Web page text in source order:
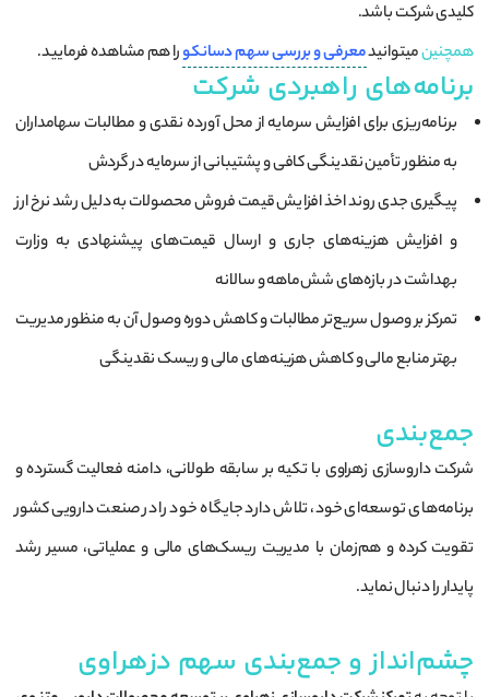
کلیدی شرکت باشد.
همچنینمیتوانیدمعرفی و بررسی سهم دسانکورا هم مشاهده فرمایید.
برنامه‌های راهبردی شرکت
برنامه‌ریزی برای افزایش سرمایه از محل آورده نقدی و مطالبات سهامداران
به منظور تأمین نقدینگی کافی و پشتیبانی از سرمایه در گردش
پیگیری جدی روند اخذ افزایش قیمت فروش محصولات به دلیل رشد نرخ ارز
و افزایش هزینه‌های جاری و ارسال قیمت‌های پیشنهادی به وزارت
بهداشت در بازه‌های شش‌ماهه و سالانه
تمرکز بر وصول سریع‌تر مطالبات و کاهش دوره وصول آن به منظور مدیریت
بهتر منابع مالی و کاهش هزینه‌های مالی و ریسک نقدینگی
جمع‌بندی
شرکت داروسازی زهراوی با تکیه بر سابقه طولانی، دامنه فعالیت گسترده و
برنامه‌های توسعه‌ای خود، تلاش دارد جایگاه خود را در صنعت دارویی کشور
تقویت کرده و هم‌زمان با مدیریت ریسک‌های مالی و عملیاتی، مسیر رشد
پایدار را دنبال نماید.
چشم‌انداز و جمع‌بندی سهم دزهراوی